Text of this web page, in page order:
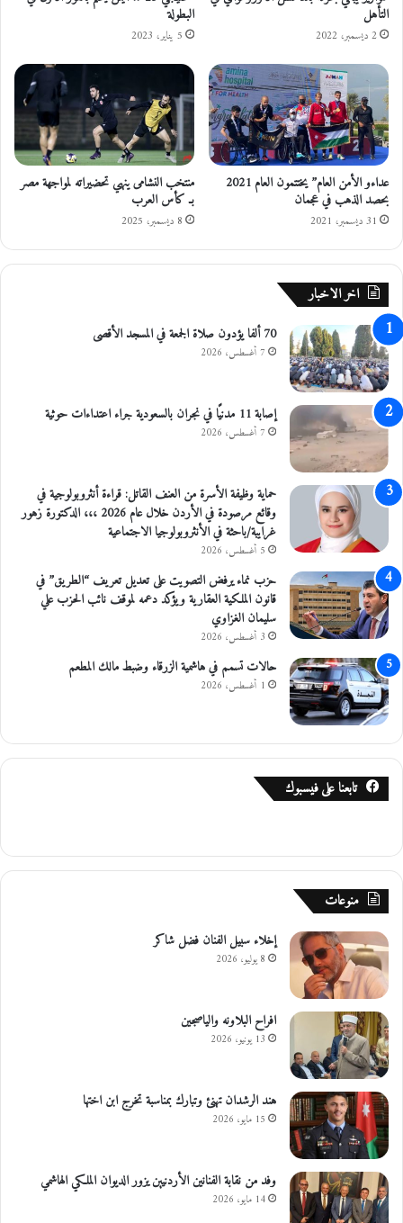
التأهل
2 ديسمبر، 2022
البطولة
5 يناير، 2023
عداءو الأمن العام” يختتمون العام 2021
بحصد الذهب في عجمان
31 ديسمبر، 2021
منتخب النشامى ينهي تحضيراته لمواجهة مصر
بـ كأس العرب
8 ديسمبر، 2025
اخر الاخبار
70 ألفا يؤدون صلاة الجمعة في المسجد الأقصى
7 أغسطس، 2026
إصابة 11 مدنيًا في نجران بالسعودية جراء اعتداءات حوثية
7 أغسطس، 2026
حماية وظيفة الأسرة من العنف القاتل: قراءة أنثروبولوجية في
وقائع مرصودة في الأردن خلال عام 2026 ،،، الدكتورة زهور
غرايبة/باحثة في الأنثروبولوجيا الاجتماعية
5 أغسطس، 2026
حزب نماء يرفض التصويت على تعديل تعريف “الطريق” في
قانون الملكية العقارية ويؤكد دعمه لموقف نائب الحزب علي
سليمان الغزاوي
3 أغسطس، 2026
حالات تسمم في هاشمية الزرقاء وضبط مالك المطعم
1 أغسطس، 2026
تابعنا على فيسبوك
منوعات
إخلاء سبيل الفنان فضل شاكر
8 يوليو، 2026
افراح البلاونه والياصجين
13 يونيو، 2026
هند الرشدان تهنئ وتبارك بمناسبة تخرج ابن اختها
15 مايو، 2026
وفد من نقابة الفنانين الأردنيين يزور الديوان الملكي الهاشمي
14 مايو، 2026